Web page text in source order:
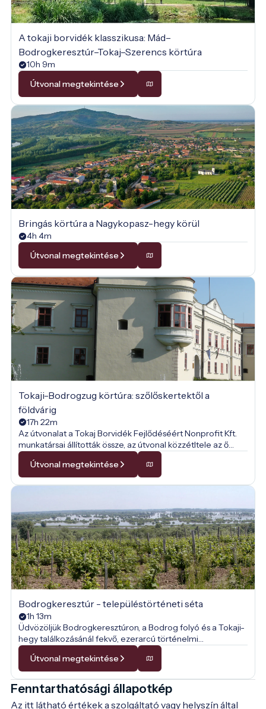
A tokaji borvidék klasszikusa: Mád–
Bodrogkeresztúr–Tokaj–Szerencs körtúra
10h 9m
Útvonal megtekintése
Bringás körtúra a Nagykopasz-hegy körül
4h 4m
Útvonal megtekintése
Tokaji-Bodrogzug körtúra: szőlőskertektől a
földvárig
17h 22m
Az útvonalat a Tokaj Borvidék Fejlődéséért Nonprofit Kft.
munkatársai állították össze, az útvonal közzétltele az ő
engedélyükkel történt.
Útvonal megtekintése
Bodrogkeresztúr - településtörténeti séta
1h 13m
Üdvözöljük Bodrogkeresztúron, a Bodrog folyó és a Tokaji-
hegy találkozásánál fekvő, ezerarcú történelmi
településen! Ez a séta nem csupán egy utazás a festői
zempléni tájban, hanem időutazás is, ahol lépten-nyomon
megelevenedik a múlt. Utunk során felfedezzük a
középkori kőfalak titkait, a híres tokaji borkultúra örökségét,
valamint a település nemzetközi hírű csodarabbi-
hagyományát. Engedje, hogy a patinás épületek és a
Útvonal megtekintése
Fenntarthatósági állapotkép
Az itt látható értékek a szolgáltató vagy helyszín által